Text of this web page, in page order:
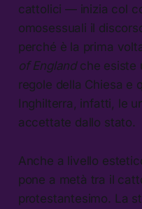
cattolici — inizia col
omosessuali il
perché è la prima
of England che esiste
regole della Chiesa e
Inghilterra, infatti, le
accettate dallo stato.
Anche a livello
pone a metà tra il
protestantesimo. La